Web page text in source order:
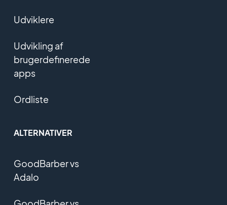
Udviklere
Udvikling af
brugerdefinerede
apps
Ordliste
ALTERNATIVER
GoodBarber vs
Adalo